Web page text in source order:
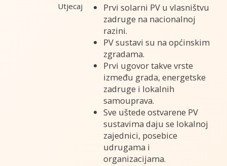
Utjecaj
Prvi solarni PV u vlasništvu
zadruge na nacionalnoj
razini.
PV sustavi su na općinskim
zgradama.
Prvi ugovor takve vrste
između grada, energetske
zadruge i lokalnih
samouprava.
Sve uštede ostvarene PV
sustavima daju se lokalnoj
zajednici, posebice
udrugama i
organizacijama.